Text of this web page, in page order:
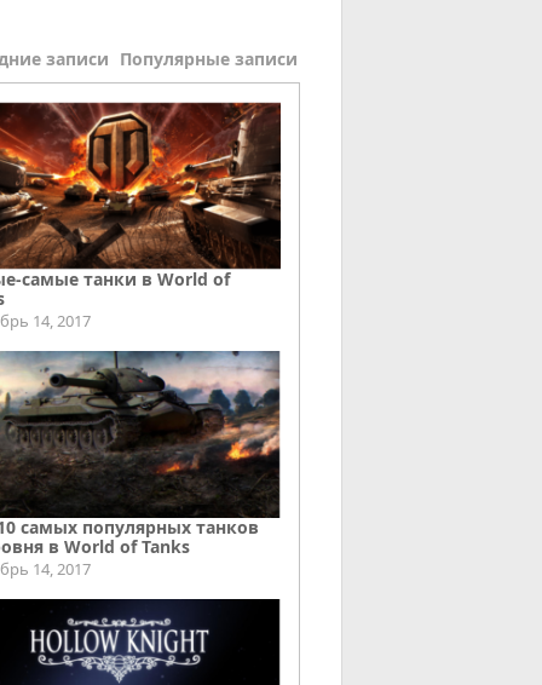
записи Популярные записи
самые танки в World of
14, 2017
самых популярных танков
в World of Tanks
14, 2017